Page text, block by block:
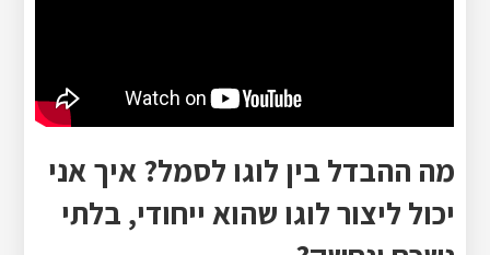
מה ההבדל בין לוגו לסמל? איך אני
יכול ליצור לוגו שהוא ייחודי, בלתי